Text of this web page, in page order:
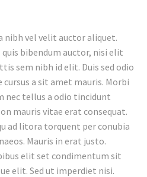
nibh vel velit auctor aliquet.
bibendum auctor, nisi elit
sem nibh id elit. Duis sed odio
a sit amet mauris. Morbi
nec tellus a odio tincidunt
mauris vitae erat consequat.
ad litora torquent per conubia
Mauris in erat justo.
elit set condimentum sit
elit. Sed ut imperdiet nisi.